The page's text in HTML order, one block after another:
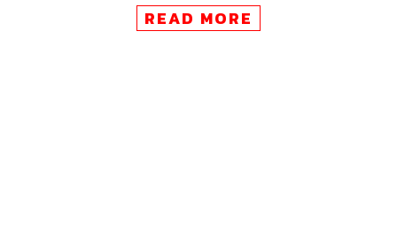
READ MORE